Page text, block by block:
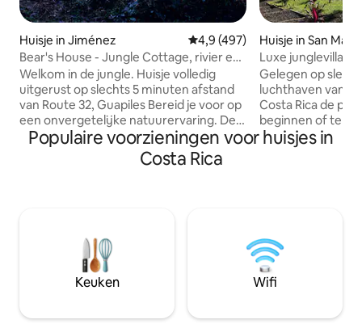
Huisje in Jiménez Gemiddelde beoordeling van
4,9 (497)
Bear's House - Jungle Cottage, rivier en
waterval
Welkom in de jungle. Huisje volledig
uitgerust op slechts 5 minuten afstand
van Route 32, Guapiles Bereid je voor op
een onvergetelijke natuurervaring. De
accommodatie ligt midden in de jungle
en heeft een eigen waterval om naar te
kijken en een zwemplek. Je ziet en
een nacht door te brengen of, als je naar
Pacuare River of naar Tortuguero
National Park gaat, is dit inderdaad je
accommodatie
Huisje in San
Luxe junglevilla.
Starlink!
Gelegen op
luchthaven van
Costa Rica de
beginnen of te
Breng wat tijd
rust te komen
zwembad met
yogaplatform en
Super snelle 30
vanuit de jungle"
Populaire voorzieningen voor huisjes in
Costa Rica
Keuken Wifi